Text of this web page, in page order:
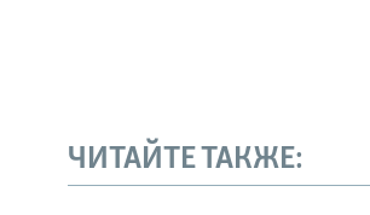
ЧИТАЙТЕ ТАКЖЕ: